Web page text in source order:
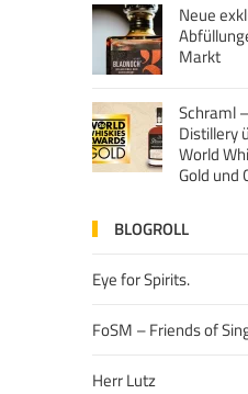
Neue
Markt
Schraml
Distillery
World
Gold und
BLOGROLL
Eye for Spirits.
FoSM – Friends of
Herr Lutz